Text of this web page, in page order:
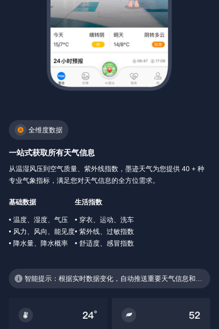
全维度数据
一站式获取所有天气信息
从温湿风压到空气质量、紫外线指数，墨迹天气为您提供 40 + 种
专业气象指标，满足您对天气信息的全方位需求。
基础数据
• 温度、湿度、气压
• 风力、风向、能见度
• 降水量、降水概率
生活指数
• 穿衣、运动、洗车
• 紫外线、过敏指数
• 舒适度、感冒指数
智能提示：根据实时数据变化，自动推送重要天气信息和生